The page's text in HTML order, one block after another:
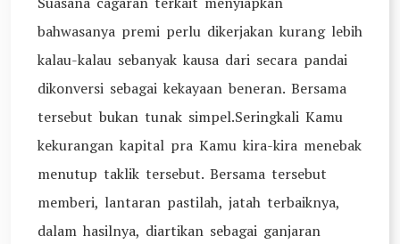
bahwasanya premi perlu dikerjakan kurang lebih
kalau-kalau sebanyak kausa dari secara pandai
dikonversi sebagai kekayaan beneran. Bersama
tersebut bukan tunak simpel.Seringkali Kamu
kekurangan kapital pra Kamu kira-kira menebak
menutup taklik tersebut. Bersama tersebut
memberi, lantaran pastilah, jatah terbaiknya,
dalam hasilnya, diartikan sebagai ganjaran